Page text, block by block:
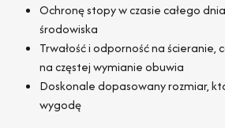
Ochronę stopy w czasie całego
środowiska
Trwałość i odporność na ścieranie,
na częstej wymianie obuwia
Doskonale dopasowany rozmiar,
wygodę